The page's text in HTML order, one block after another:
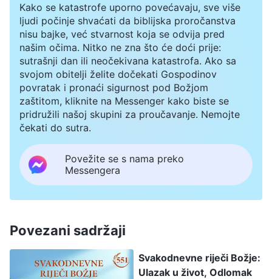
Kako se katastrofe uporno povećavaju, sve više
ljudi počinje shvaćati da biblijska proročanstva
nisu bajke, već stvarnost koja se odvija pred
našim očima. Nitko ne zna što će doći prije:
sutrašnji dan ili neočekivana katastrofa. Ako sa
svojom obitelji želite dočekati Gospodinov
povratak i pronaći sigurnost pod Božjom
zaštitom, kliknite na Messenger kako biste se
pridružili našoj skupini za proučavanje. Nemojte
čekati do sutra.
Povežite se s nama preko
Messengera
Povezani sadržaji
Svakodnevne riječi Božje:
Ulazak u život, Odlomak